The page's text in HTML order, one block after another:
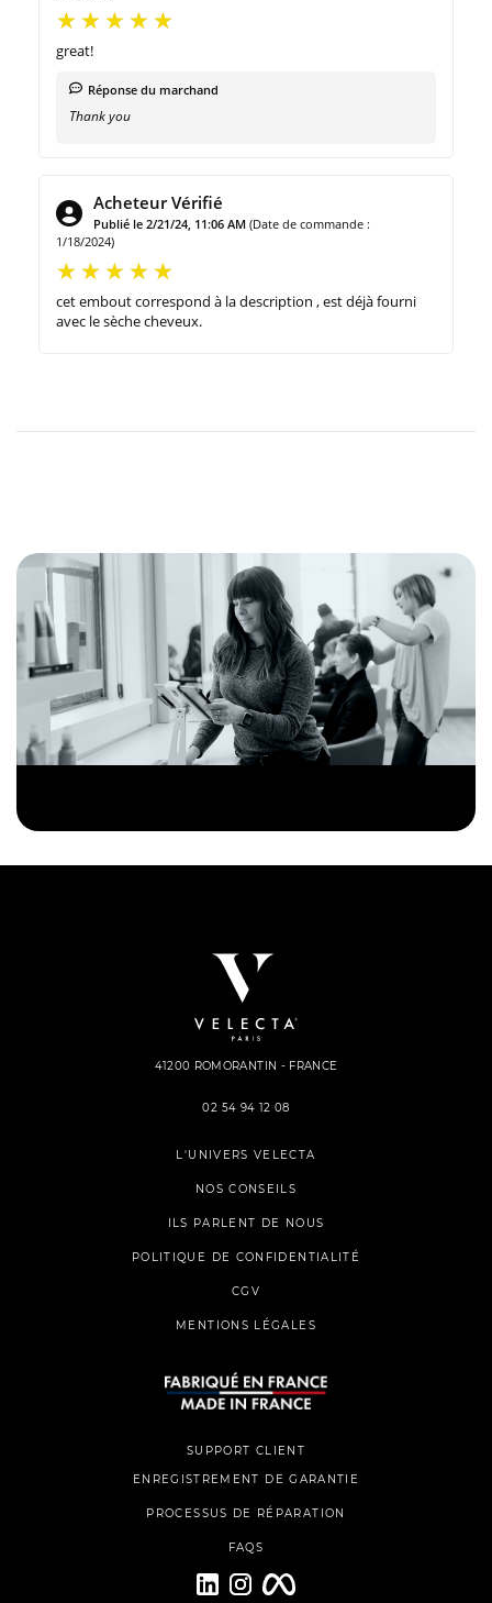
great!
Réponse du marchand
Thank you
Acheteur Vérifié
Publié le 2/21/24, 11:06 AM (Date de commande :
1/18/2024)
cet embout correspond à la description , est déjà fourni
avec le sèche cheveux.
41200 ROMORANTIN - FRANCE
02 54 94 12 08
L'UNIVERS VELECTA
NOS CONSEILS
ILS PARLENT DE NOUS
POLITIQUE DE CONFIDENTIALITÉ
CGV
MENTIONS LÉGALES
SUPPORT CLIENT
ENREGISTREMENT DE GARANTIE
PROCESSUS DE RÉPARATION
FAQS